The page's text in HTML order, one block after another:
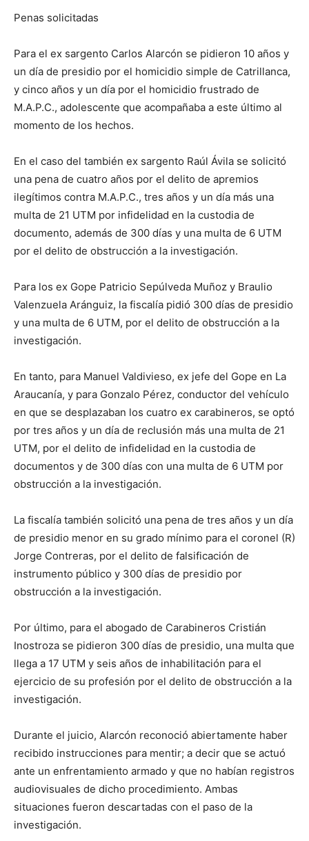
Penas solicitadas
Para el ex sargento Carlos Alarcón se pidieron 10 años y
un día de presidio por el homicidio simple de Catrillanca,
y cinco años y un día por el homicidio frustrado de
M.A.P.C., adolescente que acompañaba a este último al
momento de los hechos.
En el caso del también ex sargento Raúl Ávila se solicitó
una pena de cuatro años por el delito de apremios
ilegítimos contra M.A.P.C., tres años y un día más una
multa de 21 UTM por infidelidad en la custodia de
documento, además de 300 días y una multa de 6 UTM
por el delito de obstrucción a la investigación.
Para los ex Gope Patricio Sepúlveda Muñoz y Braulio
Valenzuela Aránguiz, la fiscalía pidió 300 días de presidio
y una multa de 6 UTM, por el delito de obstrucción a la
investigación.
En tanto, para Manuel Valdivieso, ex jefe del Gope en La
Araucanía, y para Gonzalo Pérez, conductor del vehículo
en que se desplazaban los cuatro ex carabineros, se optó
por tres años y un día de reclusión más una multa de 21
UTM, por el delito de infidelidad en la custodia de
documentos y de 300 días con una multa de 6 UTM por
obstrucción a la investigación.
La fiscalía también solicitó una pena de tres años y un día
de presidio menor en su grado mínimo para el coronel (R)
Jorge Contreras, por el delito de falsificación de
instrumento público y 300 días de presidio por
obstrucción a la investigación.
Por último, para el abogado de Carabineros Cristián
Inostroza se pidieron 300 días de presidio, una multa que
llega a 17 UTM y seis años de inhabilitación para el
ejercicio de su profesión por el delito de obstrucción a la
investigación.
Durante el juicio, Alarcón reconoció abiertamente haber
recibido instrucciones para mentir; a decir que se actuó
ante un enfrentamiento armado y que no habían registros
audiovisuales de dicho procedimiento. Ambas
situaciones fueron descartadas con el paso de la
investigación.